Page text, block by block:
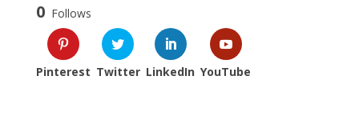
0 Follows
Pinterest Twitter LinkedIn YouTube